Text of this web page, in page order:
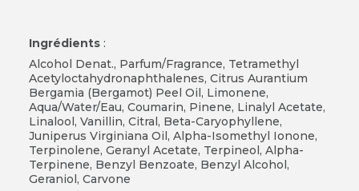
Ingrédients:
Alcohol Denat., Parfum/Fragrance, Tetramethyl
Acetyloctahydronaphthalenes, Citrus Aurantium
Bergamia (Bergamot) Peel Oil, Limonene,
Aqua/Water/Eau, Coumarin, Pinene, Linalyl Acetate,
Linalool, Vanillin, Citral, Beta-Caryophyllene,
Juniperus Virginiana Oil, Alpha-Isomethyl Ionone,
Terpinolene, Geranyl Acetate, Terpineol, Alpha-
Terpinene, Benzyl Benzoate, Benzyl Alcohol,
Geraniol, Carvone